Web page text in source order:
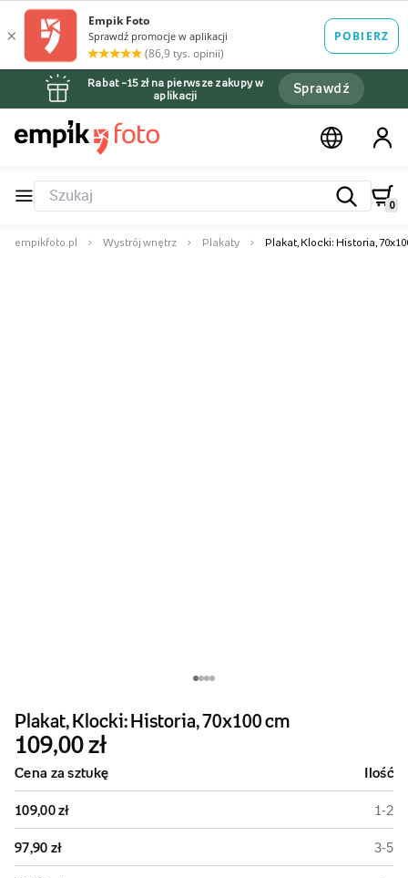
Rabat –15 zł na pierwsze zakupy w
aplikacji
Sprawdź
0
empikfoto.pl Wystrój wnętrz Plakaty Plakat, Klocki: Historia,